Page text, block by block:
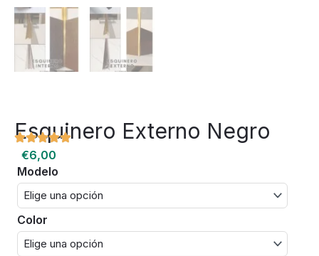
Esquinero Externo Negro
€6,00
Modelo
Color
Esquinero
Externo
Negro
cantidad